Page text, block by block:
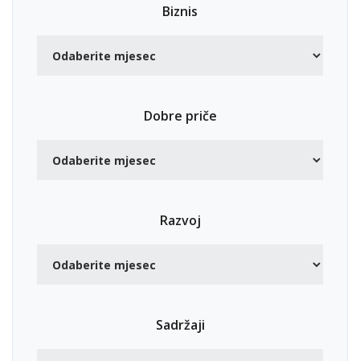
Biznis
Dobre priče
Razvoj
Sadržaji